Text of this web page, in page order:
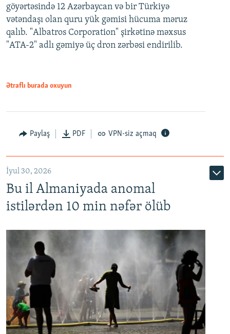
göyərtəsində 12 Azərbaycan və bir Türkiyə
vətəndaşı olan quru yük gəmisi hücuma məruz
qalıb. "Albatros Corporation" şirkətinə məxsus
"ATA-2" adlı gəmiyə üç dron zərbəsi endirilib.
Ətraflı burada oxuyun
Paylaş PDF VPN-siz açmaq
İyul 30, 2026
Bu il Almaniyada anomal
istilərdən 10 min nəfər ölüb